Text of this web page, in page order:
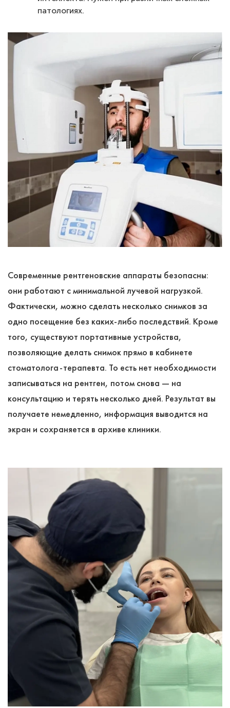
патологиях.
Современные рентгеновские аппараты безопасны:
они работают с минимальной лучевой нагрузкой.
Фактически, можно сделать несколько снимков за
одно посещение без каких-либо последствий. Кроме
того, существуют портативные устройства,
позволяющие делать снимок прямо в кабинете
стоматолога-терапевта. То есть нет необходимости
записываться на рентген, потом снова ― на
консультацию и терять несколько дней. Результат вы
получаете немедленно, информация выводится на
экран и сохраняется в архиве клиники.